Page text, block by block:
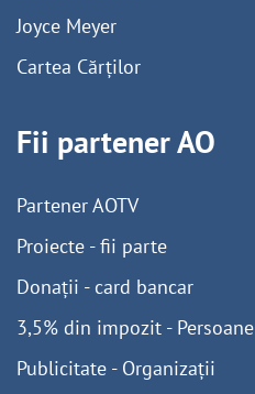
Joyce Meyer
Cartea Cărților
Fii partener AO
Partener AOTV
Proiecte - fii parte
Donații - card bancar
3,5% din impozit - Persoane
Publicitate - Organizații